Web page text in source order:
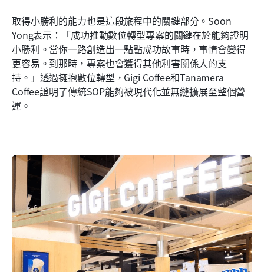
取得小勝利的能力也是這段旅程中的關鍵部分。Soon
Yong表示：「成功推動數位轉型專案的關鍵在於能夠證明
小勝利。當你一路創造出一點點成功故事時，事情會變得
更容易。到那時，專案也會獲得其他利害關係人的支
持。」透過擁抱數位轉型，Gigi Coffee和Tanamera
Coffee證明了傳統SOP能夠被現代化並無縫擴展至整個營
運。